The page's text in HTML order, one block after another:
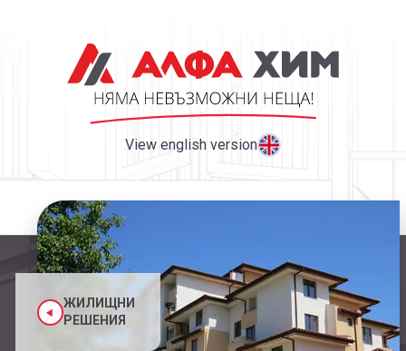
View english version
ЖИЛИЩНИ
РЕШЕНИЯ